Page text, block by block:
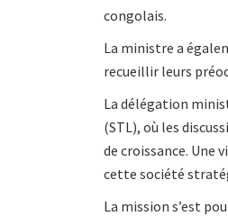
congolais.
La ministre a
recueillir leurs
La délégation
(STL), où les
de croissance. Une
cette société
La mission s’est